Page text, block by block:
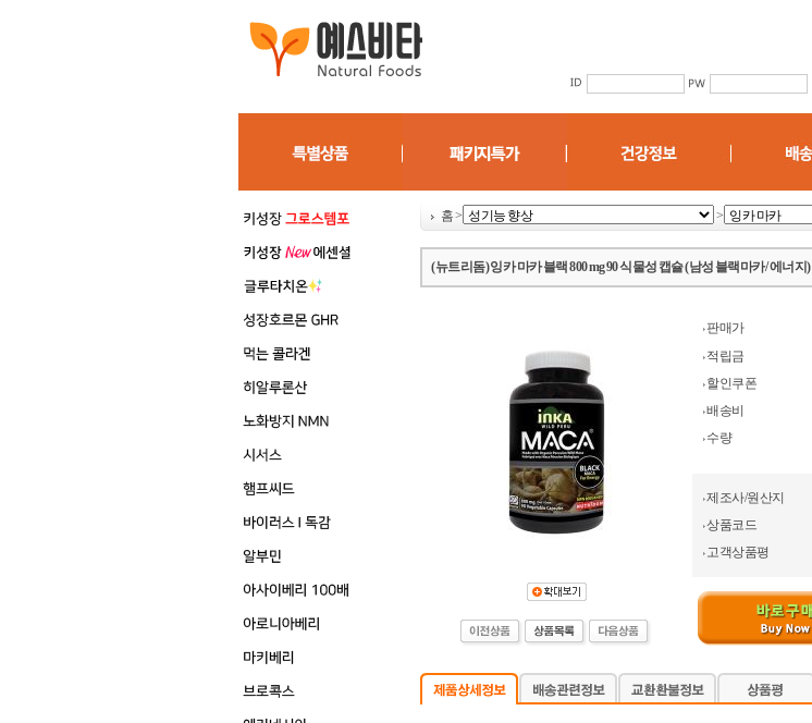
홈> >
(뉴트리돔) 잉카 마카 블랙 800 mg 90 식물성 캡슐 (남성 블랙마카/ 에너지)
판매가
적립금
할인쿠폰
배송비
수량
제조사/원산지
상품코드
고객상품평